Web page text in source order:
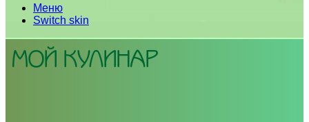
Меню
Switch skin